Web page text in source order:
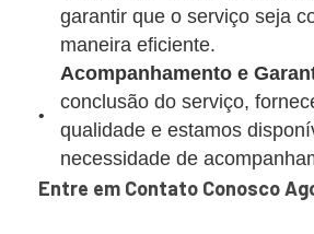
garantir que o serviço seja
maneira eficiente.
Acompanhamento e
conclusão do serviço,
qualidade e estamos
necessidade de
Entre em Contato Conosco